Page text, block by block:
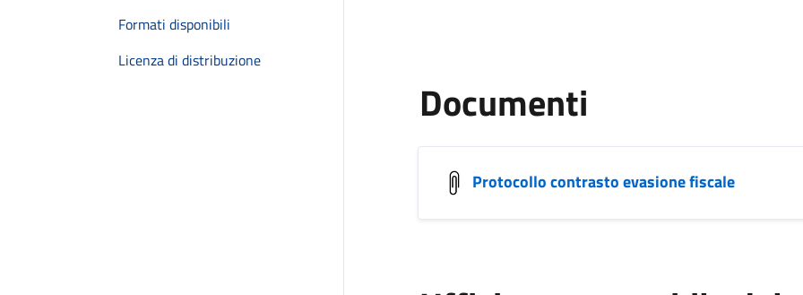
Formati disponibili
Licenza di distribuzione
Documenti
Protocollo contrasto evasione fiscale